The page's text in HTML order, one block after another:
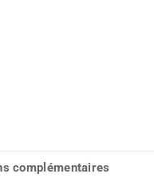
complémentaires